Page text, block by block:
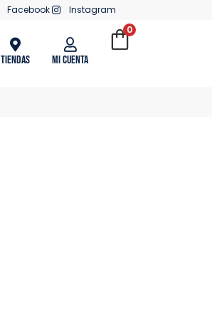
Facebook Instagram
Tiendas Mi Cuenta
0